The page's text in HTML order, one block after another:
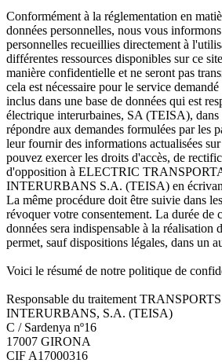
Conformément à la réglementation en
données personnelles, nous vous
personnelles recueillies directement à
différentes ressources disponibles sur ce
manière confidentielle et ne seront pas
cela est nécessaire pour le service
inclus dans une base de données qui est
électrique interurbaines, SA (TEISA), dans
répondre aux demandes formulées par les
leur fournir des informations actualisées
pouvez exercer les droits d'accès, de
d'opposition à ELECTRIC
INTERURBANS S.A. (TEISA) en
La même procédure doit être suivie dans
révoquer votre consentement. La durée de
données sera indispensable à la réalisation
permet, sauf dispositions légales, dans un
Voici le résumé de notre politique de
Responsable du traitement
INTERURBANS, S.A. (TEISA)
C / Sardenya nº16
17007 GIRONA
CIF A17000316